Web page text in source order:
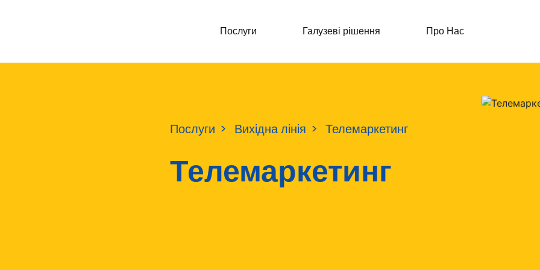
Послуги Галузеві рішення Про Нас
Послуги Вихідна лінія Телемаркетинг
Телемаркетинг